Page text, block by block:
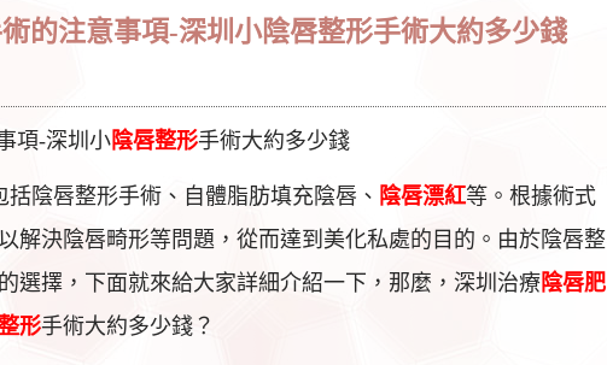
的注意事項-深圳小陰唇整形手術大約多少錢
項-深圳小陰唇整形手術大約多少錢
陰唇整形手術、自體脂肪填充陰唇、 陰唇漂紅等。根據術式
解決陰唇畸形等問題，從而達到美化私處的目的。由於陰唇整
選擇，下面就來給大家詳細介紹一下，那麼，深圳治療陰唇肥
形手術大約多少錢？